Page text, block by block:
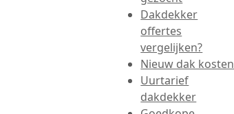
Dakdekker
offertes
vergelijken?
Nieuw dak kosten
Uurtarief
dakdekker